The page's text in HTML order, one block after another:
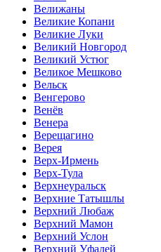
Велижаны
Великие Копани
Великие Луки
Великий Новгород
Великий Устюг
Великое Мешково
Вельск
Венгерово
Венёв
Венера
Верещагино
Верея
Верх-Ирмень
Верх-Тула
Верхнеуральск
Верхние Татышлы
Верхний Любаж
Верхний Мамон
Верхний Услон
Верхний Уфалей